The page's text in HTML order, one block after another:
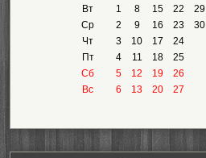
Вт
Ср
Чт
Пт
Сб
Вс
1
8 15 22
29
2
9 16 23
30
3
10 17
24
4
11 18
25
5
12 19
26
6
13 20 27